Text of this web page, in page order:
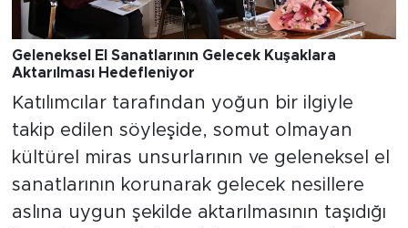
Geleneksel El Sanatlarının Gelecek Kuşaklara
Aktarılması Hedefleniyor
Katılımcılar tarafından yoğun bir ilgiyle
takip edilen söyleşide, somut olmayan
kültürel miras unsurlarının ve geleneksel el
sanatlarının korunarak gelecek nesillere
aslına uygun şekilde aktarılmasının taşıdığı